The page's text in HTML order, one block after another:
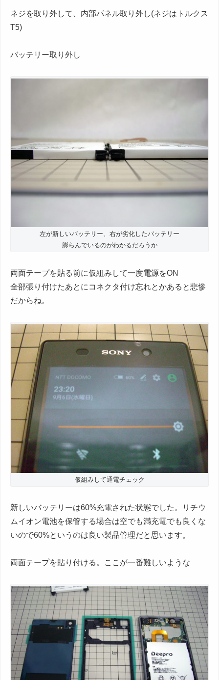
ネジを取り外して、内部パネル取り外し(ネジはトルクス
T5)
バッテリー取り外し
左が新しいバッテリー、右が劣化したバッテリー
膨らんでいるのがわかるだろうか
両面テープを貼る前に仮組みして一度電源をON
全部張り付けたあとにコネクタ付け忘れとかあると悲惨
だからね。
仮組みして通電チェック
新しいバッテリーは60%充電された状態でした。リチウ
ムイオン電池を保管する場合は空でも満充電でも良くな
いので60%というのは良い製品管理だと思います。
両面テープを貼り付ける。ここが一番難しいような